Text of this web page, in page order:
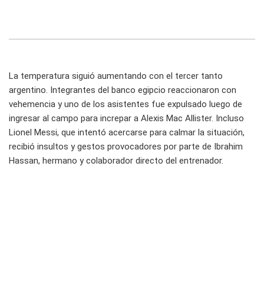
La temperatura siguió aumentando con el tercer tanto
argentino. Integrantes del banco egipcio reaccionaron con
vehemencia y uno de los asistentes fue expulsado luego de
ingresar al campo para increpar a Alexis Mac Allister. Incluso
Lionel Messi, que intentó acercarse para calmar la situación,
recibió insultos y gestos provocadores por parte de Ibrahim
Hassan, hermano y colaborador directo del entrenador.